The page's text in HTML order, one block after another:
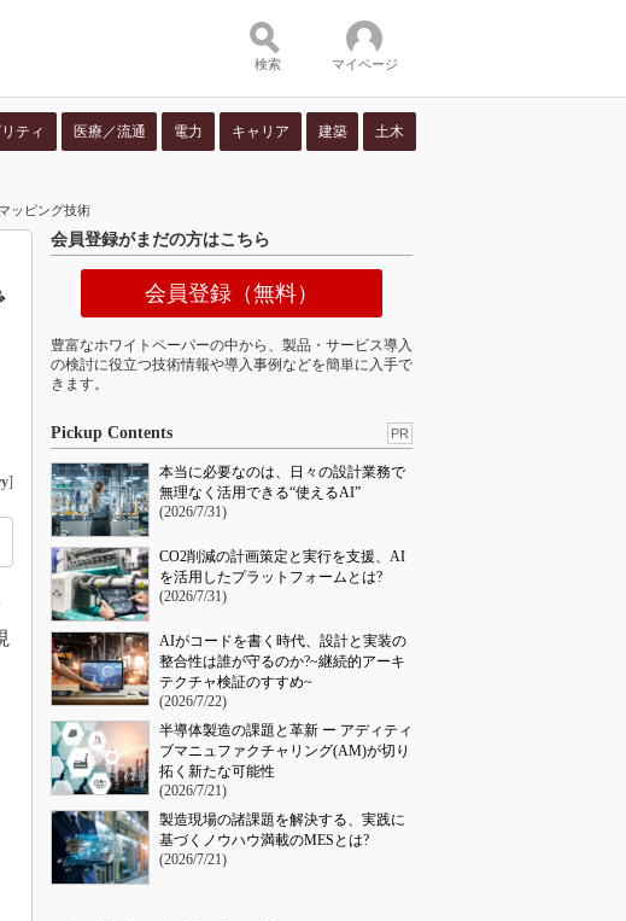
検索 マイページ
ティ 医療／流通 電力 キャリア 建築 土木
ッピング技術
]
会員登録がまだの方はこちら
会員登録（無料）
豊富なホワイトペーパーの中から、製品・サービス導入
の検討に役立つ技術情報や導入事例などを簡単に入手で
きます。
Pickup Contents PR
本当に必要なのは、日々の設計業務で
無理なく活用できる“使えるAI”
(2026/7/31)
CO2削減の計画策定と実行を支援、AI
を活用したプラットフォームとは?
(2026/7/31)
AIがコードを書く時代、設計と実装の
整合性は誰が守るのか?~継続的アーキ
テクチャ検証のすすめ~
(2026/7/22)
半導体製造の課題と革新 ー アディティ
ブマニュファクチャリング(AM)が切り
拓く新たな可能性
(2026/7/21)
製造現場の諸課題を解決する、実践に
基づくノウハウ満載のMESとは?
(2026/7/21)